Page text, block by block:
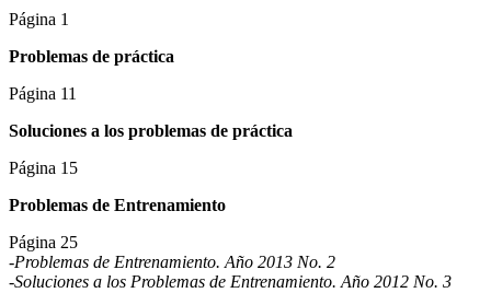
Página 1
Problemas de práctica
Página 11
Soluciones a los problemas de práctica
Página 15
Problemas de Entrenamiento
Página 25
-Problemas de Entrenamiento. Año 2013 No. 2
-Soluciones a los Problemas de Entrenamiento. Año 2012 No. 3